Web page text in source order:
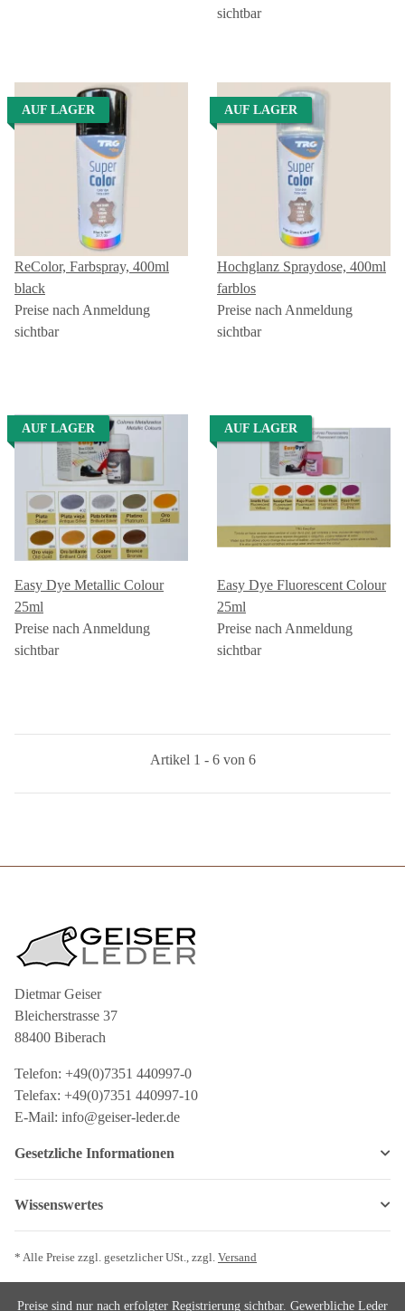
sichtbar
AUF LAGER
ReColor, Farbspray, 400ml
black
Preise nach Anmeldung
sichtbar
AUF LAGER
Hochglanz Spraydose, 400ml
farblos
Preise nach Anmeldung
sichtbar
AUF LAGER
Easy Dye Metallic Colour
25ml
Preise nach Anmeldung
sichtbar
AUF LAGER
Easy Dye Fluorescent Colour
25ml
Preise nach Anmeldung
sichtbar
Artikel 1 - 6 von 6
Dietmar Geiser
Bleicherstrasse 37
88400 Biberach
Telefon: +49(0)7351 440997-0
Telefax: +49(0)7351 440997-10
E-Mail: info@geiser-leder.de
Gesetzliche Informationen
Wissenswertes
* Alle Preise zzgl. gesetzlicher USt., zzgl. Versand
Preise sind nur nach erfolgter Registrierung sichtbar. Gewerbliche Leder